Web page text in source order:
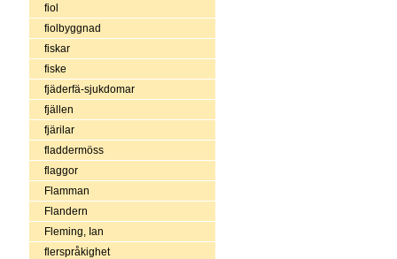
fiol
fiolbyggnad
fiskar
fiske
fjäderfä-sjukdomar
fjällen
fjärilar
fladdermöss
flaggor
Flamman
Flandern
Fleming, Ian
flerspråkighet